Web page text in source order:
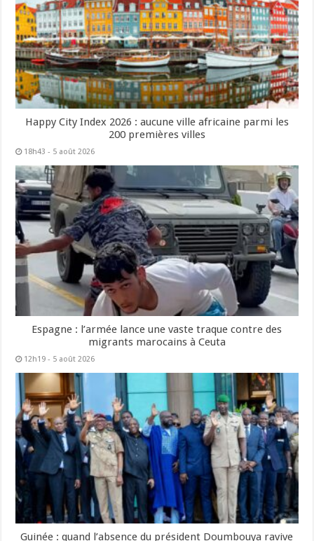
Happy City Index 2026 : aucune ville africaine parmi les
200 premières villes
18h43 - 5 août 2026
Espagne : l’armée lance une vaste traque contre des
migrants marocains à Ceuta
12h19 - 5 août 2026
Guinée : quand l’absence du président Doumbouya ravive